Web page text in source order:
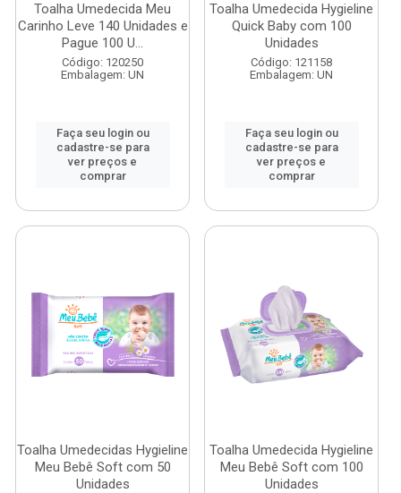
Toalha Umedecida Meu
Carinho Leve 140 Unidades e
Pague 100 U...
Código: 120250
Embalagem: UN
Faça seu login ou
cadastre-se para
ver preços e
comprar
Toalha Umedecida Hygieline
Quick Baby com 100
Unidades
Código: 121158
Embalagem: UN
Faça seu login ou
cadastre-se para
ver preços e
comprar
Toalha Umedecidas Hygieline
Meu Bebê Soft com 50
Unidades
Toalha Umedecida Hygieline
Meu Bebê Soft com 100
Unidades